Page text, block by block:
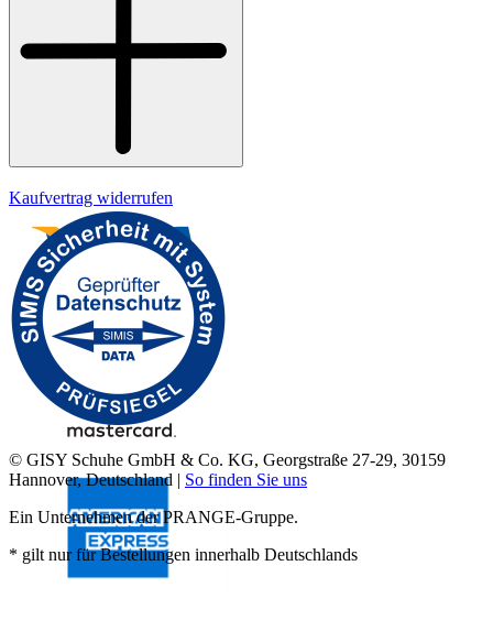
Kaufvertrag widerrufen
© GISY Schuhe GmbH & Co. KG, Georgstraße 27-29, 30159
Hannover, Deutschland | So finden Sie uns
Ein Unternehmen der PRANGE-Gruppe.
* gilt nur für Bestellungen innerhalb Deutschlands